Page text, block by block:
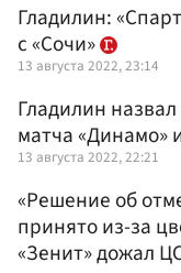
Гладилин:
с «Сочи»
13 августа 2022, 23:14
Гладилин
матча «Динамо»
13 августа 2022, 22:21
«Решение об
принято из-за
«Зенит» дожал